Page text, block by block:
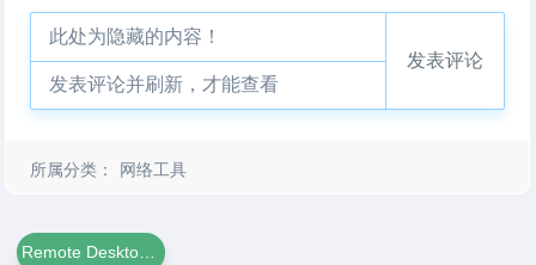
此处为隐藏的内容！
发表评论并刷新，才能查看
发表评论
所属分类： 网络工具